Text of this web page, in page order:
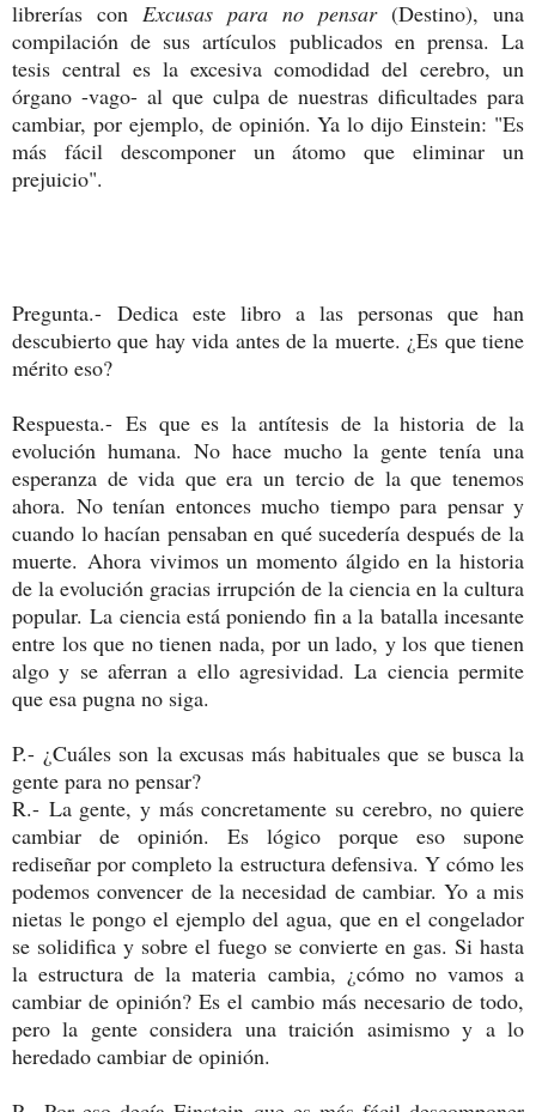
librerías con Excusas para no pensar (Destino), una
compilación de sus artículos publicados en prensa. La
tesis central es la excesiva comodidad del cerebro, un
órgano -vago- al que culpa de nuestras dificultades para
cambiar, por ejemplo, de opinión. Ya lo dijo Einstein: "Es
más fácil descomponer un átomo que eliminar un
prejuicio".
Pregunta.- Dedica este libro a las personas que han
descubierto que hay vida antes de la muerte. ¿Es que tiene
mérito eso?
Respuesta.- Es que es la antítesis de la historia de la
evolución humana. No hace mucho la gente tenía una
esperanza de vida que era un tercio de la que tenemos
ahora. No tenían entonces mucho tiempo para pensar y
cuando lo hacían pensaban en qué sucedería después de la
muerte. Ahora vivimos un momento álgido en la historia
de la evolución gracias irrupción de la ciencia en la cultura
popular. La ciencia está poniendo fin a la batalla incesante
entre los que no tienen nada, por un lado, y los que tienen
algo y se aferran a ello agresividad. La ciencia permite
que esa pugna no siga.
P.- ¿Cuáles son la excusas más habituales que se busca la
gente para no pensar?
R.- La gente, y más concretamente su cerebro, no quiere
cambiar de opinión. Es lógico porque eso supone
rediseñar por completo la estructura defensiva. Y cómo les
podemos convencer de la necesidad de cambiar. Yo a mis
nietas le pongo el ejemplo del agua, que en el congelador
se solidifica y sobre el fuego se convierte en gas. Si hasta
la estructura de la materia cambia, ¿cómo no vamos a
cambiar de opinión? Es el cambio más necesario de todo,
pero la gente considera una traición asimismo y a lo
heredado cambiar de opinión.